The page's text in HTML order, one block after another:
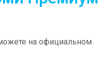
на официальном